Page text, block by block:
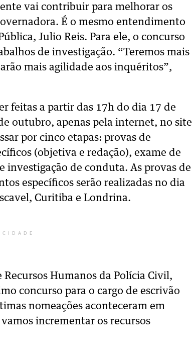
vai contribuir para melhorar os
É o mesmo entendimento
Julio Reis. Para ele, o concurso
de investigação. “Teremos mais
mais agilidade aos inquéritos”,
feitas a partir das 17h do dia 17 de
outubro, apenas pela internet, no site
por cinco etapas: provas de
(objetiva e redação), exame de
investigação de conduta. As provas de
específicos serão realizadas no dia
Curitiba e Londrina.
Humanos da Polícia Civil,
concurso para o cargo de escrivão
nomeações aconteceram em
incrementar os recursos